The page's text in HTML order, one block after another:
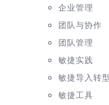
企业管理
团队与协作
团队管理
敏捷实践
敏捷导入转型
敏捷工具